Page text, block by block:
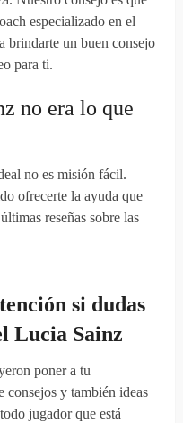
especializado en el
brindarte un buen consejo
para ti.
no era lo que
no es misión fácil.
ofrecerte la ayuda que
reseñas sobre las
si dudas
Lucia Sainz
poner a tu
consejos y también ideas
jugador que está